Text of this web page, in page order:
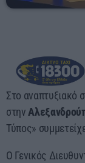
Στο αναπτυξιακό
στην
Τύπος»
Ο Γενικός